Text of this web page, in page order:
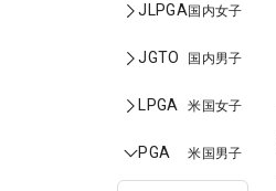
JLPGA国内女子
JGTO 国内男子
LPGA 米国女子
PGA 米国男子